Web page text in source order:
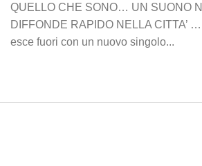
QUELLO CHE SONO… UN SUONO
DIFFONDE RAPIDO NELLA CITTA’
esce fuori con un nuovo singolo...